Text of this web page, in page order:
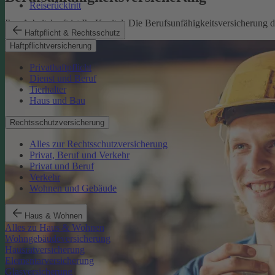
Reiserücktritt
Haftpflicht & Rechtsschutz
Haftpflichtversicherung
Privathaftpflicht
Dienst und Beruf
Tierhalter
Haus und Bau
Rechtsschutzversicherung
Alles zur Rechtsschutzversicherung
Privat, Beruf und Verkehr
Privat und Beruf
Verkehr
Wohnen und Gebäude
Haus & Wohnen
Alles zu Haus & Wohnen
Wohngebäudeversicherung
Hausratversicherung
Elementarversicherung
Glasversicherung
Ihre Arbeitskraft ist Ihr Kapital. Die
Mehr erfahren